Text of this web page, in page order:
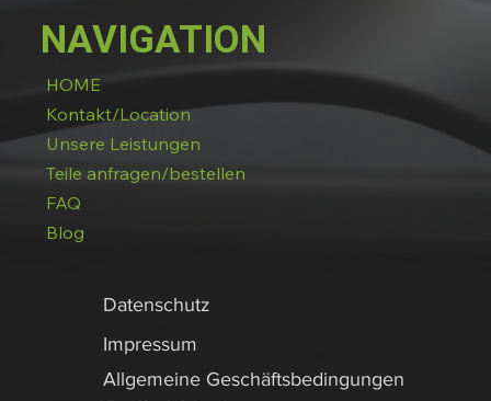
Datenschutz
Impressum
Allgemeine Geschäftsbedingungen
NAVIGATION
HOME
Kontakt/Location
Unsere Leistungen
Teile anfragen/bestellen
FAQ
Blog